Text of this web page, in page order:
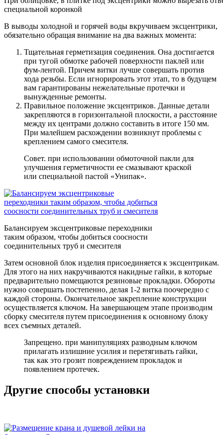
специальной коронкой
В выводы холодной и горячей воды вкручиваем эксцентрики,
обязательно обращая внимание на два важных момента:
Тщательная герметизация соединения. Она достигается
при тугой обмотке рабочей поверхности паклей или
фум-лентой. Причем витки лучше совершать против
хода резьбы. Если игнорировать этот этап, то в будущем
вам гарантированы нежелательные протечки и
вынужденные ремонты.
Правильное положение эксцентриков. Данные детали
закрепляются в горизонтальной плоскости, а расстояние
между их центрами должно составить в итоге 150 мм.
При малейшем расхождении возникнут проблемы с
креплением самого смесителя.
Совет. при использовании обмоточной пакли для
улучшения герметичности ее смазывают краской
или специальной пастой «Унипак».
Балансируем эксцентриковые переходники
таким образом, чтобы добиться соосности
соединительных труб и смесителя
Затем основной блок изделия присоединяется к эксцентрикам.
Для этого на них накручиваются накидные гайки, в которые
предварительно помещаются резиновые прокладки. Обороты
нужно совершать постепенно, делая 1-2 витка поочередно с
каждой стороны. Окончательное закрепление конструкции
осуществляется ключом. На завершающем этапе производим
сборку смесителя путем присоединения к основному блоку
всех съемных деталей.
Запрещено. при манипуляциях разводным ключом
прилагать излишние усилия и перетягивать гайки,
так как это грозит повреждением прокладок и
появлением протечек.
Другие способы установки